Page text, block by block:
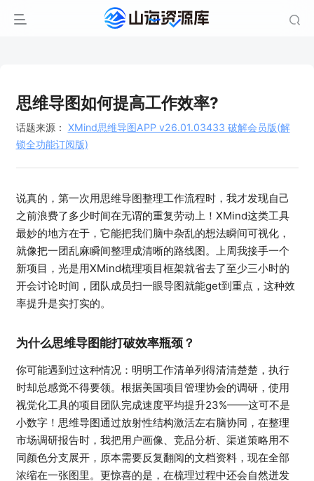
思维导图如何提高工作效率?
话题来源： XMind思维导图APP v26.01.03433 破解会员版(解
锁全功能订阅版)
说真的，第一次用思维导图整理工作流程时，我才发现自己
之前浪费了多少时间在无谓的重复劳动上！XMind这类工具
最妙的地方在于，它能把我们脑中杂乱的想法瞬间可视化，
就像把一团乱麻瞬间整理成清晰的路线图。上周我接手一个
新项目，光是用XMind梳理项目框架就省去了至少三小时的
开会讨论时间，团队成员扫一眼导图就能get到重点，这种效
率提升是实打实的。
为什么思维导图能打破效率瓶颈？
你可能遇到过这种情况：明明工作清单列得清清楚楚，执行
时却总感觉不得要领。根据美国项目管理协会的调研，使用
视觉化工具的项目团队完成速度平均提升23%——这可不是
小数字！思维导图通过放射性结构激活左右脑协同，在整理
市场调研报告时，我把用户画像、竞品分析、渠道策略用不
同颜色分支展开，原本需要反复翻阅的文档资料，现在全部
浓缩在一张图里。更惊喜的是，在梳理过程中还会自然迸发